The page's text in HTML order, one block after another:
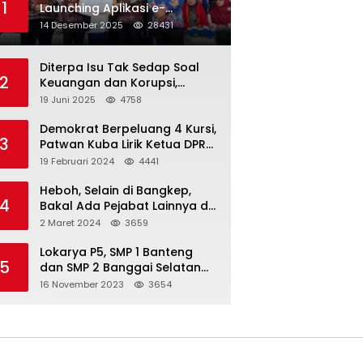
1
Launching Aplikasi e-
Balimang V.3, Integrasikan
SAKIP hingga Satu Data
14 Desember 2025 28431
2
Diterpa Isu Tak Sedap Soal
Keuangan dan Korupsi,
Pemda Balut Sebut Isu Tak
19 Juni 2025 4758
3
Demokrat Berpeluang 4 Kursi,
Patwan Kuba Lirik Ketua DPRD
Banggai Laut
19 Februari 2024 4441
4
Heboh, Selain di Bangkep,
Bakal Ada Pejabat Lainnya di
Banggai Laut yang Bakal di
2 Maret 2024 3659
5
Lokarya P5, SMP 1 Banteng
dan SMP 2 Banggai Selatan
Curi Perhatian
16 November 2023 3654